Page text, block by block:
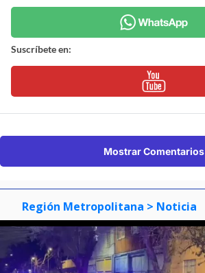
Suscríbete en:
Mostrar Comentarios
Región Metropolitana > Noticia